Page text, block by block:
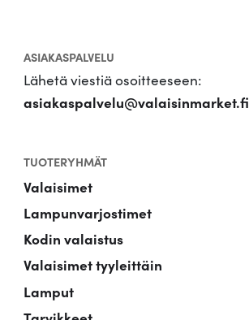
ASIAKASPALVELU
Lähetä viestiä osoitteeseen:
asiakaspalvelu@valaisinmarket.fi
TUOTERYHMÄT
Valaisimet
Lampunvarjostimet
Kodin valaistus
Valaisimet tyyleittäin
Lamput